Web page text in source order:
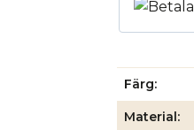
Färg
Material